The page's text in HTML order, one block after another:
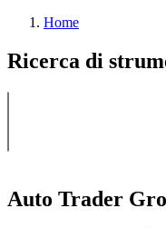
Home
Ricerca di
Auto Trader